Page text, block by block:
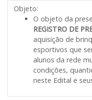
Objeto:
O objeto da
REGISTRO DE
aquisição de
esportivos que
alunos da rede
condições,
neste Edital e